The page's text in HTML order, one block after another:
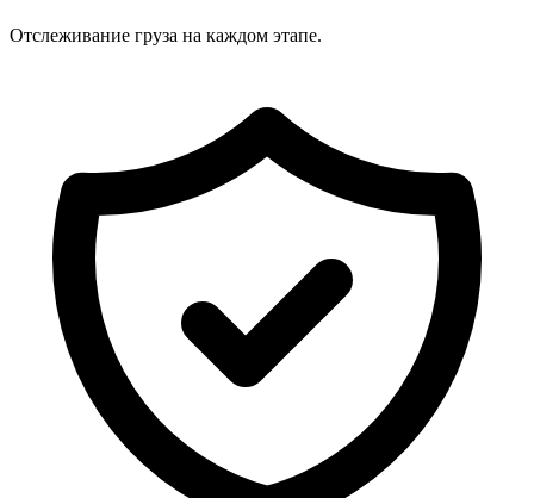
Отслеживание груза на каждом этапе.